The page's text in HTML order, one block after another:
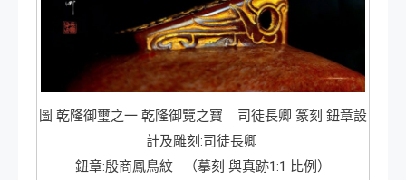
圖 乾隆御璽之一 乾隆御覽之寶 司徒長卿 篆刻 鈕章設
計及雕刻:司徒長卿
鈕章:殷商鳳鳥紋 （摹刻 與真跡1:1 比例）